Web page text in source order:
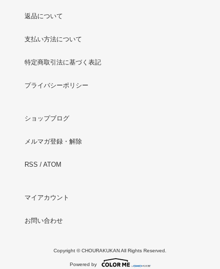
返品について
支払い方法について
特定商取引法に基づく表記
プライバシーポリシー
ショップブログ
メルマガ登録・解除
RSS / ATOM
マイアカウント
お問い合わせ
Copyright © CHOURAKUKAN All Rights Reserved.
Powered by